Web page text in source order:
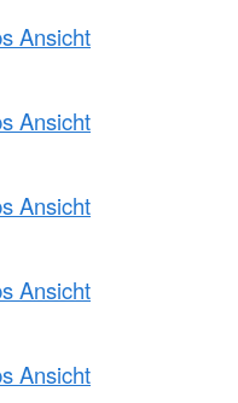
Ansicht
Ansicht
Ansicht
Ansicht
Ansicht